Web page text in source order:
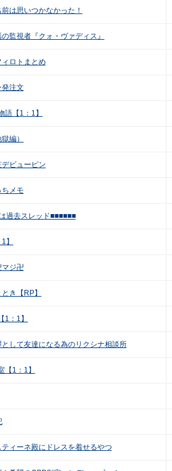
は思いつかなかった！
監視者『クォ・ヴァディス』
ィロトまとめ
発注文
語【1：1】
編）
デビューピン
メモ
過去スレッド■■■■■■
】
マジ卍
き【RP】
1：1】
して友達になる為のリクシナ相談所
【1：1】
ティーネ殿にドレスを着せるやつ